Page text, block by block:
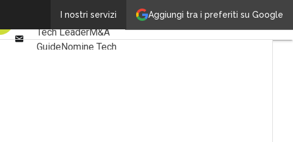
Aggiungi tra i preferiti su Google
I nostri servizi
Email
Ultimi articoli
Tech LeaderM&A
GuideNomine Tech